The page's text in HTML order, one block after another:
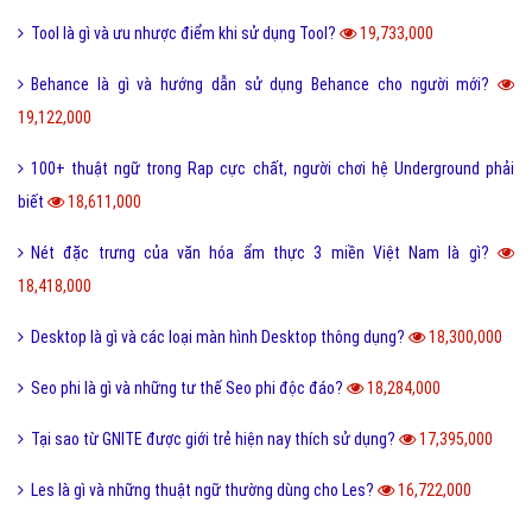
Tool là gì và ưu nhược điểm khi sử dụng Tool? 19,733,000
Behance là gì và hướng dẫn sử dụng Behance cho người mới?
19,122,000
100+ thuật ngữ trong Rap cực chất, người chơi hệ Underground phải
biết
18,611,000
Nét đặc trưng của văn hóa ẩm thực 3 miền Việt Nam là gì?
18,418,000
Desktop là gì và các loại màn hình Desktop thông dụng? 18,300,000
Seo phi là gì và những tư thế Seo phi độc đáo? 18,284,000
Tại sao từ GNITE được giới trẻ hiện nay thích sử dụng? 17,395,000
Les là gì và những thuật ngữ thường dùng cho Les? 16,722,000